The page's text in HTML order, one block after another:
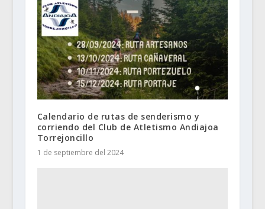
Calendario de rutas de senderismo y
corriendo del Club de Atletismo Andiajoa
Torrejoncillo
1 de septiembre del 2024